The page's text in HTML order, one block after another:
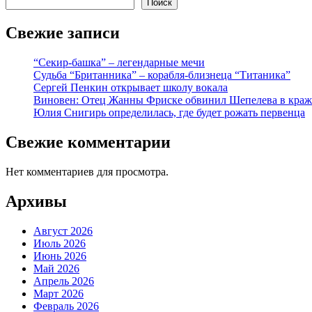
Поиск
Свежие записи
“Секир-башка” – легендарные мечи
Судьба “Британника” – корабля-близнеца “Титаника”
Сергей Пенкин открывает школу вокала
Виновен: Отец Жанны Фриске обвинил Шепелева в
Юлия Снигирь определилась, где будет рожать первенца
Свежие комментарии
Нет комментариев для просмотра.
Архивы
Август 2026
Июль 2026
Июнь 2026
Май 2026
Апрель 2026
Март 2026
Февраль 2026